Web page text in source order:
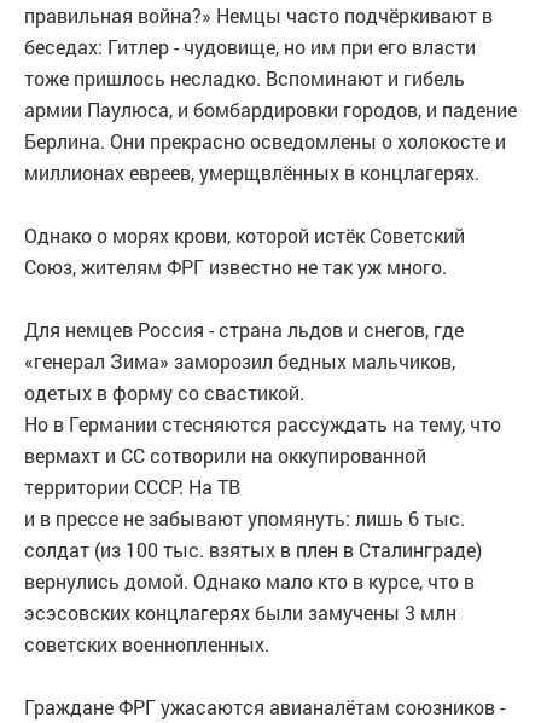
правильная война?» Немцы часто подчёркивают в
беседах: Гитлер - чудовище, но им при его власти
тоже пришлось несладко. Вспоминают и гибель
армии Паулюса, и бомбардировки городов, и падение
Берлина. Они прекрасно осведомлены о холокосте и
миллионах евреев, умерщв­лённых в концлагерях.
Однако о морях крови, которой истёк Советский
Союз, жителям ФРГ известно не так уж много.
Для немцев Россия - страна льдов и снегов, где
«генерал Зима» заморозил бедных мальчиков,
одетых в форму со свастикой.
Но в Германии стесняются рассуждать на тему, что
вермахт и СС сотворили на оккупированной
территории СССР. На ТВ
и в прессе не забывают упомянуть: лишь 6 тыс.
солдат (из 100 тыс. взятых в плен в Сталинграде)
вернулись домой. Однако мало кто в курсе, что в
эсэсовских концлагерях были замучены 3 млн
советских военнопленных.
Граждане ФРГ ужасаются авианалётам союзников -